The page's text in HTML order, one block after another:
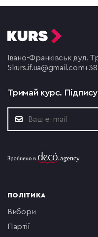
Івано-Франківськ,вул.
5 kurs.if.ua@gmail.com
Тримай курс.
ПОЛІТИКА
вибори
партії